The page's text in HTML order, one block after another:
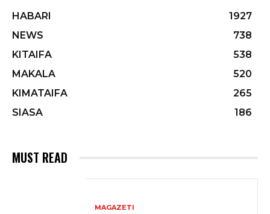
HABARI
1927
NEWS
738
KITAIFA
538
MAKALA
520
KIMATAIFA
265
SIASA
186
MUST READ
MAGAZETI